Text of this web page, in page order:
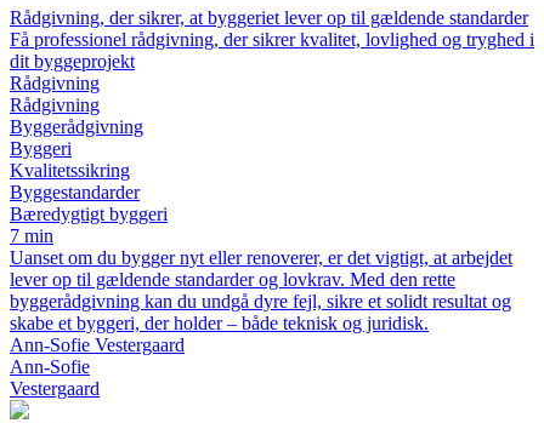
Rådgivning, der sikrer, at byggeriet lever op til gældende standarder
Få professionel rådgivning, der sikrer kvalitet, lovlighed og tryghed i
dit byggeprojekt
Rådgivning
Rådgivning
Byggerådgivning
Byggeri
Kvalitetssikring
Byggestandarder
Bæredygtigt byggeri
7 min
Uanset om du bygger nyt eller renoverer, er det vigtigt, at arbejdet
lever op til gældende standarder og lovkrav. Med den rette
byggerådgivning kan du undgå dyre fejl, sikre et solidt resultat og
skabe et byggeri, der holder – både teknisk og juridisk.
Ann-Sofie Vestergaard
Ann-Sofie
Vestergaard